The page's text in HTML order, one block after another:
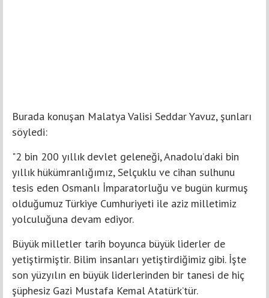
Burada konuşan Malatya Valisi Seddar Yavuz, şunları
söyledi:
"2 bin 200 yıllık devlet geleneği, Anadolu’daki bin
yıllık hükümranlığımız, Selçuklu ve cihan sulhunu
tesis eden Osmanlı İmparatorluğu ve bugün kurmuş
olduğumuz Türkiye Cumhuriyeti ile aziz milletimiz
yolculuğuna devam ediyor.
Büyük milletler tarih boyunca büyük liderler de
yetiştirmiştir. Bilim insanları yetiştirdiğimiz gibi. İşte
son yüzyılın en büyük liderlerinden bir tanesi de hiç
şüphesiz Gazi Mustafa Kemal Atatürk’tür.